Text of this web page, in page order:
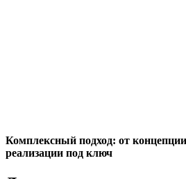
Комплексный подход: от
реализации под ключ